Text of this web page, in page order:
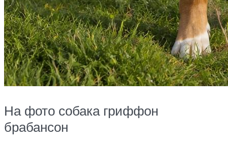
На фото собака гриффон
брабансон